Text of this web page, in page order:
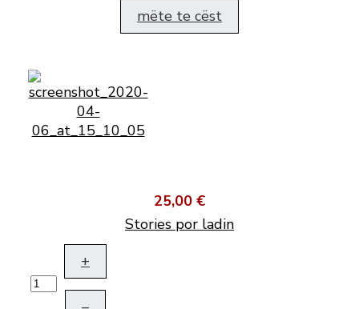
mëte te cëst
25,00 €
Stories por ladin
+